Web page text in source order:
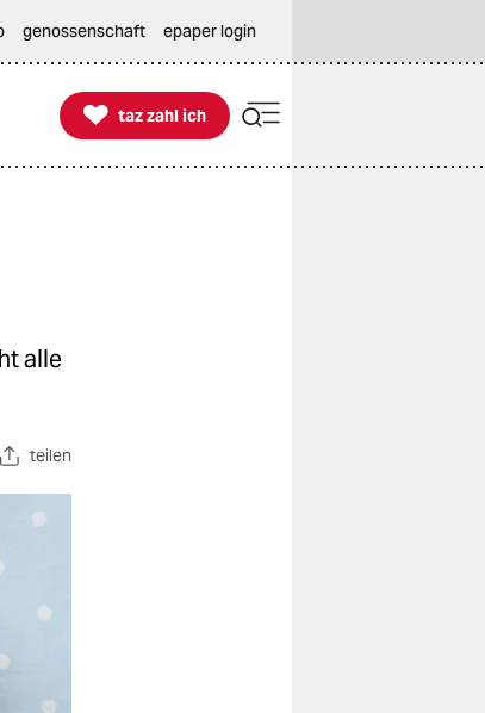
genossenschaft epaper login

taz zahl ich
taz zahl ich
alle
teilen